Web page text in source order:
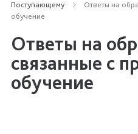
Поступающему
Ответы на
обучение
Ответы на
связанные с
обучение